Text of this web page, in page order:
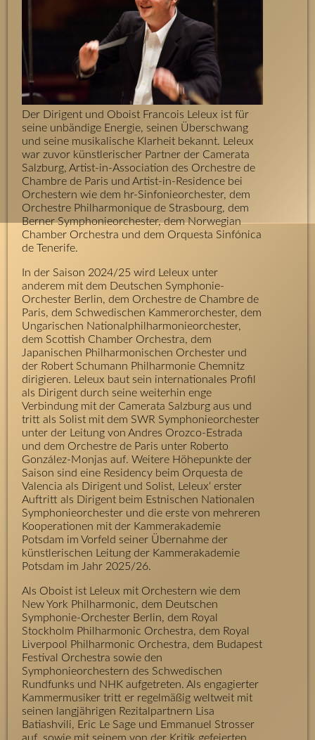
Der Dirigent und Oboist Francois Leleux ist für
seine unbändige Energie, seinen Überschwang
und seine musikalische Klarheit bekannt. Leleux
war zuvor künstlerischer Partner der Camerata
Salzburg, Artist-in-Association des Orchestre de
Chambre de Paris und Artist-in-Residence bei
Orchestern wie dem hr-Sinfonieorchester, dem
Orchestre Philharmonique de Strasbourg, dem
Berner Symphonieorchester, dem Norwegian
Chamber Orchestra und dem Orquesta Sinfónica
de Tenerife.
In der Saison 2024/25 wird Leleux unter
anderem mit dem Deutschen Symphonie-
Orchester Berlin, dem Orchestre de Chambre de
Paris, dem Schwedischen Kammerorchester, dem
Ungarischen Nationalphilharmonieorchester,
dem Scottish Chamber Orchestra, dem
Japanischen Philharmonischen Orchester und
der Robert Schumann Philharmonie Chemnitz
dirigieren. Leleux baut sein internationales Profil
als Dirigent durch seine weiterhin enge
Verbindung mit der Camerata Salzburg aus und
tritt als Solist mit dem SWR Symphonieorchester
unter der Leitung von Andres Orozco-Estrada
und dem Orchestre de Paris unter Roberto
González-Monjas auf. Weitere Höhepunkte der
Saison sind eine Residency beim Orquesta de
Valencia als Dirigent und Solist, Leleux‘ erster
Auftritt als Dirigent beim Estnischen Nationalen
Symphonieorchester und die erste von mehreren
Kooperationen mit der Kammerakademie
Potsdam im Vorfeld seiner Übernahme der
künstlerischen Leitung der Kammerakademie
Potsdam im Jahr 2025/26.
Als Oboist ist Leleux mit Orchestern wie dem
New York Philharmonic, dem Deutschen
Symphonie-Orchester Berlin, dem Royal
Stockholm Philharmonic Orchestra, dem Royal
Liverpool Philharmonic Orchestra, dem Budapest
Festival Orchestra sowie den
Symphonieorchestern des Schwedischen
Rundfunks und NHK aufgetreten. Als engagierter
Kammermusiker tritt er regelmäßig weltweit mit
seinen langjährigen Rezitalpartnern Lisa
Batiashvili, Eric Le Sage und Emmanuel Strosser